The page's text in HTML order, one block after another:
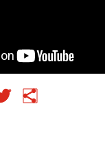
Twitter